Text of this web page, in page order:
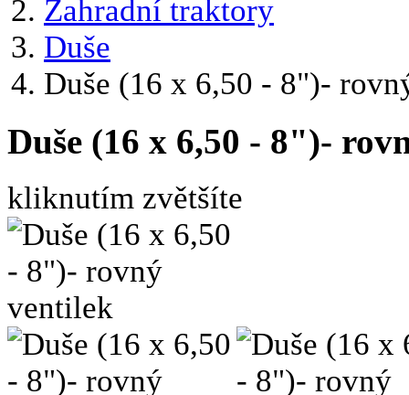
Zahradní traktory
Duše
Duše (16 x 6,50 - 8")-
Duše (16 x 6,50 - 8")-
kliknutím zvětšíte